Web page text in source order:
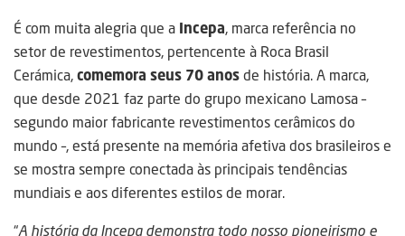
É com muita alegria que a Incepa, marca referência no
setor de revestimentos, pertencente à Roca Brasil
Cerámica,comemora seus 70 anosde história. A marca,
que desde 2021 faz parte do grupo mexicano Lamosa –
segundo maior fabricante revestimentos cerâmicos do
mundo –, está presente na memória afetiva dos brasileiros e
se mostra sempre conectada às principais tendências
mundiais e aos diferentes estilos de morar.
“A história da Incepa demonstra todo nosso pioneirismo e